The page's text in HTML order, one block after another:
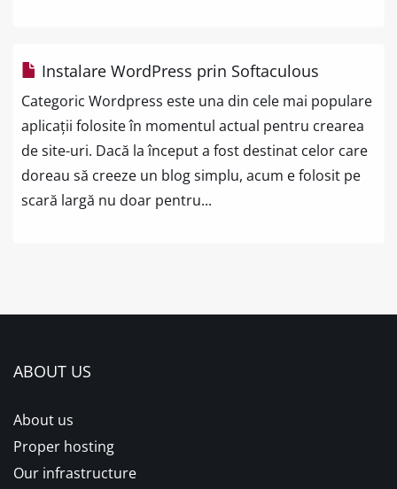
Instalare WordPress prin Softaculous
Categoric Wordpress este una din cele mai populare
aplicații folosite în momentul actual pentru crearea
de site-uri. Dacă la început a fost destinat celor care
doreau să creeze un blog simplu, acum e folosit pe
scară largă nu doar pentru...
ABOUT US
About us
Proper hosting
Our infrastructure